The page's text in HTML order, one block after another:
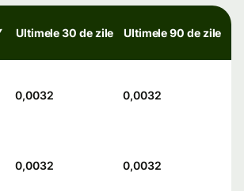
Ultimele 30 de zile Ultimele 90 de zile
0,0032 0,0032
0,0032 0,0032